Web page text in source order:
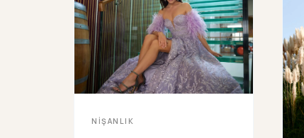
NİŞANLIK